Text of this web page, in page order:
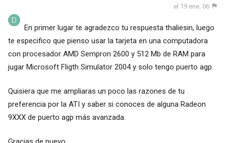
el 19 ene. 06
En primer lugar te agradezco tu respuesta thaliesin, luego
te especifico que pienso usar la tarjeta en una computadora
con procesador AMD Sempron 2600 y 512 Mb de RAM para
jugar Microsoft Fligth Simulator 2004 y solo tengo puerto agp.
Quisiera que me ampliaras un poco las razones de tu
preferencia por la ATI y saber si conoces de alguna Radeon
9XXX de puerto agp más avanzada.